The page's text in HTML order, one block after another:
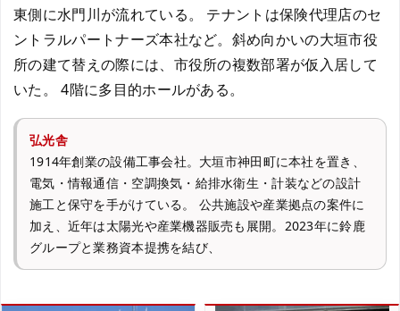
東側に水門川が流れている。 テナントは保険代理店のセ
ントラルパートナーズ本社など。斜め向かいの大垣市役
所の建て替えの際には、市役所の複数部署が仮入居して
いた。 4階に多目的ホールがある。
弘光舎
1914年創業の設備工事会社。大垣市神田町に本社を置き、
電気・情報通信・空調換気・給排水衛生・計装などの設計
施工と保守を手がけている。 公共施設や産業拠点の案件に
加え、近年は太陽光や産業機器販売も展開。2023年に鈴鹿
グループと業務資本提携を結び、